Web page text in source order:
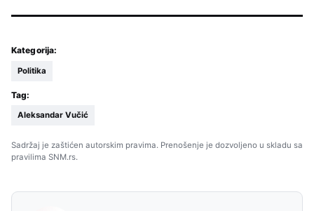
Kategorija:
Politika
Tag:
Aleksandar Vučić
Sadržaj je zaštićen autorskim pravima. Prenošenje je dozvoljeno u skladu sa
pravilima SNM.rs.